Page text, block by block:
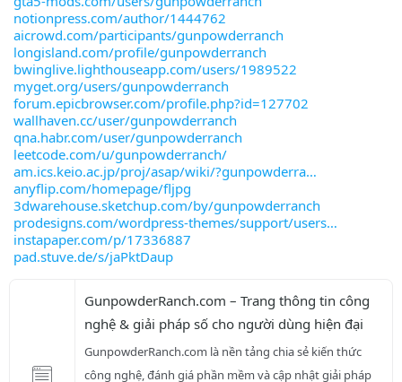
notionpress.com/author/1444762
aicrowd.com/participants/gunpowderranch
longisland.com/profile/gunpowderranch
bwinglive.lighthouseapp.com/users/1989522
myget.org/users/gunpowderranch
forum.epicbrowser.com/profile.php?id=127702
wallhaven.cc/user/gunpowderranch
qna.habr.com/user/gunpowderranch
leetcode.com/u/gunpowderranch/
am.ics.keio.ac.jp/proj/asap/wiki/?gunpowderra
anyflip.com/homepage/fljpg
3dwarehouse.sketchup.com/by/gunpowderranch
prodesigns.com/wordpress-themes/support/users
instapaper.com/p/17336887
pad.stuve.de/s/jaPktDaup
GunpowderRanch.com – Trang thông tin công
nghệ & giải pháp số cho người dùng hiện đại
GunpowderRanch.com là nền tảng chia sẻ kiến thức
công nghệ, đánh giá phần mềm và cập nhật giải pháp